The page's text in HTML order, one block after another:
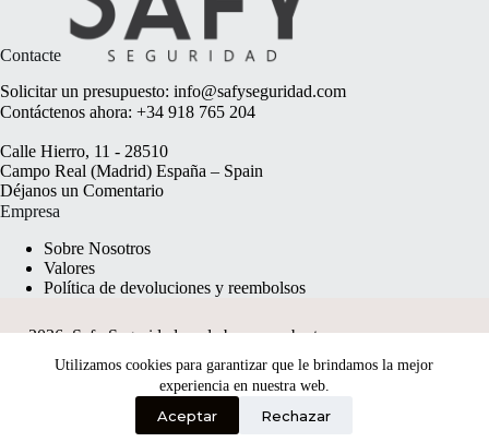
Utilizamos cookies para garantizar que le brindamos la mejor
experiencia en nuestra web.
Aceptar Rechazar
Contacte
Solicitar un presupuesto: info@safyseguridad.com
Contáctenos ahora: +34 918 765 204
Calle Hierro, 11 - 28510
Campo Real (Madrid) España – Spain
Déjanos un Comentario
Empresa
Sobre Nosotros
Valores
Política de devoluciones y reembolsos
2026, Safy Seguridad made byanyweb.pt